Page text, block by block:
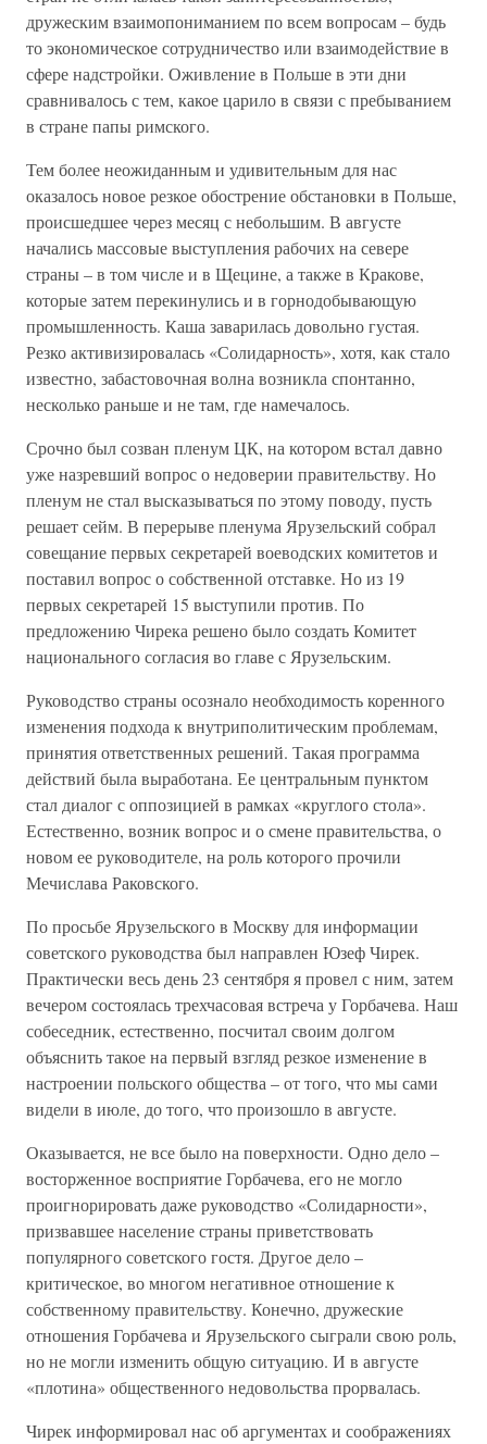
дружеским взаимопониманием по всем вопросам – будь
то экономическое сотрудничество или взаимодействие в
сфере надстройки. Оживление в Польше в эти дни
сравнивалось с тем, какое царило в связи с пребыванием
в стране папы римского.
Тем более неожиданным и удивительным для нас
оказалось новое резкое обострение обстановки в Польше,
происшедшее через месяц с небольшим. В августе
начались массовые выступления рабочих на севере
страны – в том числе и в Щецине, а также в Кракове,
которые затем перекинулись и в горнодобывающую
промышленность. Каша заварилась довольно густая.
Резко активизировалась «Солидарность», хотя, как стало
известно, забастовочная волна возникла спонтанно,
несколько раньше и не там, где намечалось.
Срочно был созван пленум ЦК, на котором встал давно
уже назревший вопрос о недоверии правительству. Но
пленум не стал высказываться по этому поводу, пусть
решает сейм. В перерыве пленума Ярузельский собрал
совещание первых секретарей воеводских комитетов и
поставил вопрос о собственной отставке. Но из 19
первых секретарей 15 выступили против. По
предложению Чирека решено было создать Комитет
национального согласия во главе с Ярузельским.
Руководство страны осознало необходимость коренного
изменения подхода к внутриполитическим проблемам,
принятия ответственных решений. Такая программа
действий была выработана. Ее центральным пунктом
стал диалог с оппозицией в рамках «круглого стола».
Естественно, возник вопрос и о смене правительства, о
новом ее руководителе, на роль которого прочили
Мечислава Раковского.
По просьбе Ярузельского в Москву для информации
советского руководства был направлен Юзеф Чирек.
Практически весь день 23 сентября я провел с ним, затем
вечером состоялась трехчасовая встреча у Горбачева. Наш
собеседник, естественно, посчитал своим долгом
объяснить такое на первый взгляд резкое изменение в
настроении польского общества – от того, что мы сами
видели в июле, до того, что произошло в августе.
Оказывается, не все было на поверхности. Одно дело –
восторженное восприятие Горбачева, его не могло
проигнорировать даже руководство «Солидарности»,
призвавшее население страны приветствовать
популярного советского гостя. Другое дело –
критическое, во многом негативное отношение к
собственному правительству. Конечно, дружеские
отношения Горбачева и Ярузельского сыграли свою роль,
но не могли изменить общую ситуацию. И в августе
«плотина» общественного недовольства прорвалась.
Чирек информировал нас об аргументах и соображениях